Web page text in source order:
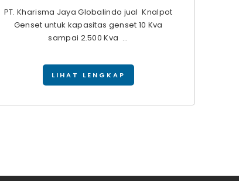
PT. Kharisma Jaya Globalindo jual Knalpot
Genset untuk kapasitas genset 10 Kva
sampai 2.500 Kva ...
LIHAT LENGKAP